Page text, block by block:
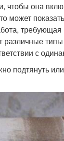
чтобы она
может
различные
с
подтянуть